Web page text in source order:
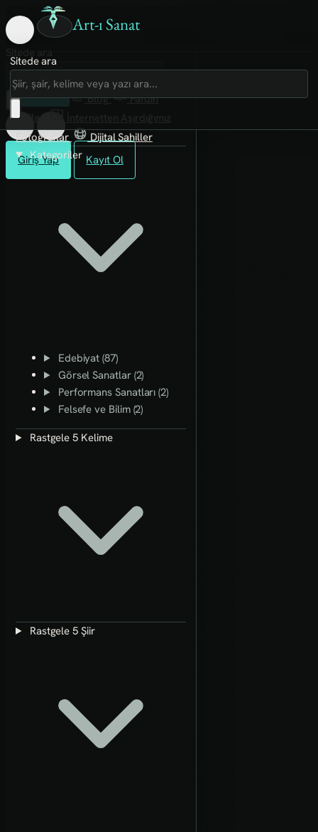
Art-ı Sanat
Giriş Yap Kayıt Ol
Sitede ara
Art-ı Sosyal
İmece
Kütüphane
Blog
Fanzin
Rafları
Fotoğraflar
Dijital Sahiller
Kategoriler
Edebiyat (87)
Görsel Sanatlar (2)
Performans Sanatları (2)
Felsefe ve Bilim (2)
Rastgele 5 Kelime
Rastgele 5 Şiir